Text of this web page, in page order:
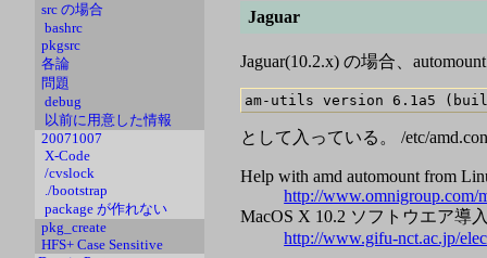
src の場合
bashrc
pkgsrc
各論
問題
debug
以前に用意した情報
20071007
X-Code
/cvslock
./bootstrap
package が作れない
pkg_create
HFS+ Case Sensitive
Jaguar
Jaguar(10.2.x) の場合、
として入っている。 /etc/
Help with amd automount from
http://www.omnigroup.com/
MacOS X 10.2 ソフトウエア導
http://www.gifu-nct.ac.jp/